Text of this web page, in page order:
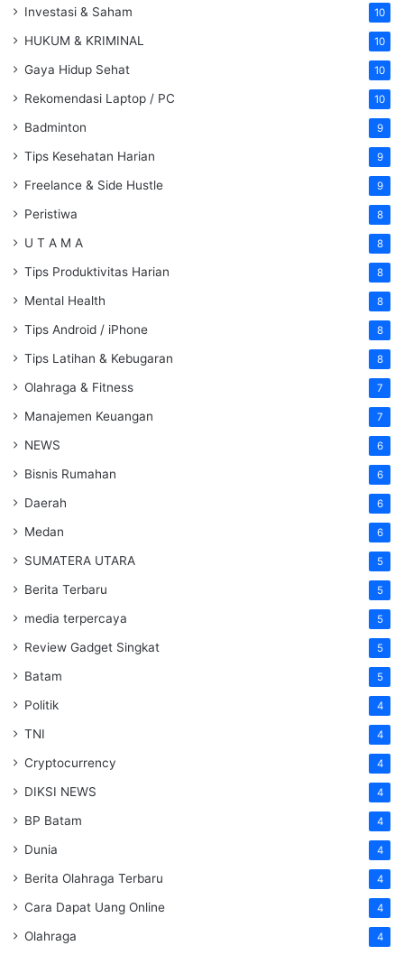
Investasi & Saham 10
HUKUM & KRIMINAL 10
Gaya Hidup Sehat 10
Rekomendasi Laptop / PC 10
Badminton 9
Tips Kesehatan Harian 9
Freelance & Side Hustle 9
Peristiwa 8
U T A M A 8
Tips Produktivitas Harian 8
Mental Health 8
Tips Android / iPhone 8
Tips Latihan & Kebugaran 8
Olahraga & Fitness 7
Manajemen Keuangan 7
NEWS 6
Bisnis Rumahan 6
Daerah 6
Medan 6
SUMATERA UTARA 5
Berita Terbaru 5
media terpercaya 5
Review Gadget Singkat 5
Batam 5
Politik 4
TNI 4
Cryptocurrency 4
DIKSI NEWS 4
BP Batam 4
Dunia 4
Berita Olahraga Terbaru 4
Cara Dapat Uang Online 4
Olahraga 4